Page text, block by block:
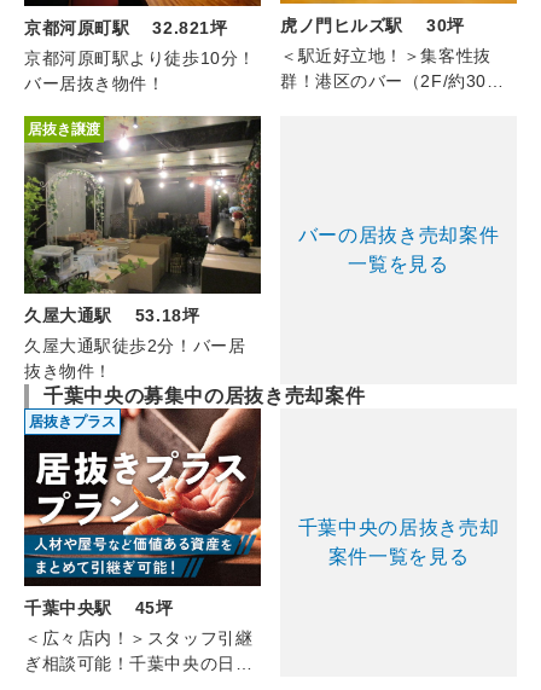
京都河原町駅 32.821坪
京都河原町駅より徒歩10分！
バー居抜き物件！
虎ノ門ヒルズ駅 30坪
＜駅近好立地！＞集客性抜
群！港区のバー（2F/約30
居抜き譲渡
久屋大通駅 53.18坪
久屋大通駅徒歩2分！バー居
抜き物件！
バーの居抜き売却案件
一覧を見る
千葉中央の募集中の居抜き売却案件
居抜きプラス
千葉中央駅 45坪
＜広々店内！＞スタッフ引継
ぎ相談可能！千葉中央の日本
千葉中央の居抜き売却
案件一覧を見る